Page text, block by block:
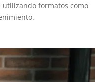
utilizando formatos como